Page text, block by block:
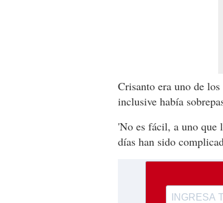
Crisanto era uno de
inclusive había
'No es fácil, a uno que
días han sido